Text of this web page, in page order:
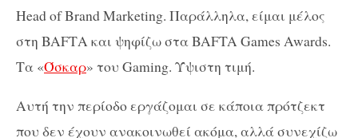
Head of Brand Marketing. Παράλληλα, είμαι μέλος
στη BAFTΑ και ψηφίζω στα BAFTA Games Awards.
Τα «Όσκαρ» του Gaming. Ύψιστη τιμή.
Αυτή την περίοδο εργάζομαι σε κάποια πρότζεκτ
που δεν έχουν ανακοινωθεί ακόμα, αλλά συνεχίζω